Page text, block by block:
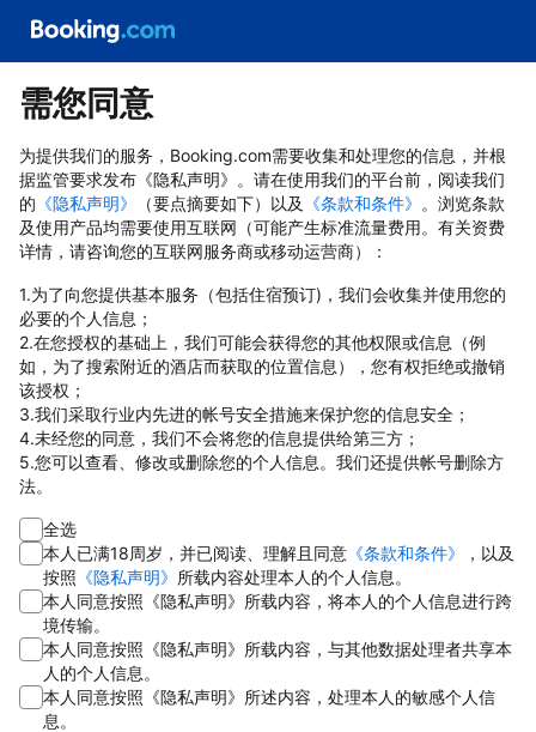
需您同意
为提供我们的服务，Booking.com需要收集和处理您的信息，并根
据监管要求发布《隐私声明》。请在使用我们的平台前，阅读我们
的 《隐私声明》 （要点摘要如下）以及 《条款和条件》 。浏览条款
及使用产品均需要使用互联网（可能产生标准流量费用。有关资费
详情，请咨询您的互联网服务商或移动运营商）：
1.为了向您提供基本服务（包括住宿预订)，我们会收集并使用您的
必要的个人信息；
2.在您授权的基础上，我们可能会获得您的其他权限或信息（例
如，为了搜索附近的酒店而获取的位置信息），您有权拒绝或撤销
该授权；
3.我们采取行业内先进的帐号安全措施来保护您的信息安全；
4.未经您的同意，我们不会将您的信息提供给第三方；
5.您可以查看、修改或删除您的个人信息。我们还提供帐号删除方
法。
全选
本人已满18周岁，并已阅读、理解且同意 《条款和条件》
，以及
按照 《隐私声明》 所载内容处理本人的个人信息。
本人同意按照《隐私声明》所载内容，将本人的个人信息进行跨
境传输。
本人同意按照《隐私声明》所载内容，与其他数据处理者共享本
人的个人信息。
本人同意按照《隐私声明》所述内容，处理本人的敏感个人信
息。